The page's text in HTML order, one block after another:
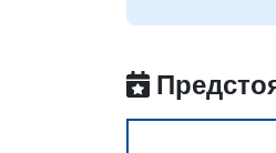
много полезен и
собствени